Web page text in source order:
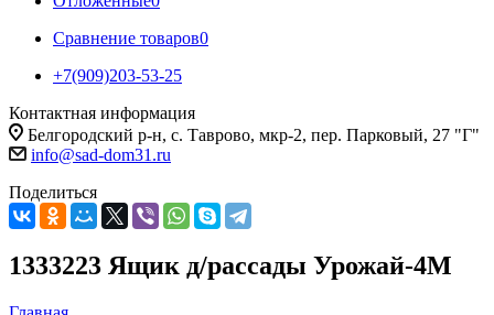
Сравнение товаров0
+7(909)203-53-25
Контактная информация
Белгородский р-н, с. Таврово, мкр-2, пер. Парковый, 27 "Г"
info@sad-dom31.ru
Поделиться
1333223 Ящик д/рассады Урожай-4М